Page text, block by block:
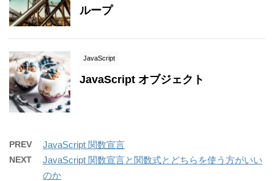
ループ
JavaScript
JavaScript オブジェクト
PREV JavaScript 関数宣言
NEXT
JavaScript 関数宣言と関数式とどちらを使う方がいい
のか